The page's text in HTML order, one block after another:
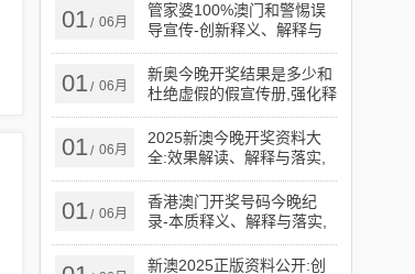
01 / 06月
管家婆100%澳门和警惕误
导宣传-创新释义、解释与
落实​
01 / 06月
新奥今晚开奖结果是多少和
杜绝虚假的假宣传册,强化释
义、解释与落实​
01 / 06月
2025新澳今晚开奖资料大
全:效果解读、解释与落实,
谨防虚假的障眼法
01 / 06月
香港澳门开奖号码今晚纪
录-本质释义、解释与落实,
谨防欺诈的假承诺境
新澳2025正版资料公开:创